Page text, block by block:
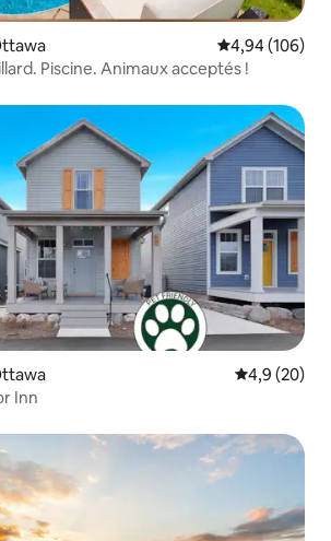
Évaluation
4,94 (106)
Piscine. Animaux acceptés !
Évaluation
4,9 (20)
Inn